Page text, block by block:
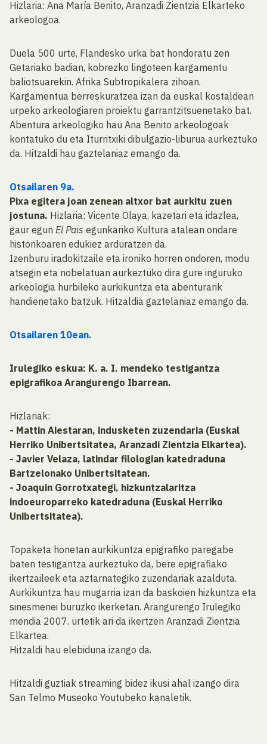
Hizlaria: Ana María Benito, Aranzadi Zientzia Elkarteko
arkeologoa.
Duela 500 urte, Flandesko urka bat hondoratu zen
Getariako badian, kobrezko lingoteen kargamentu
baliotsuarekin. Afrika Subtropikalera zihoan.
Kargamentua berreskuratzea izan da euskal kostaldean
urpeko arkeologiaren proiektu garrantzitsuenetako bat.
Abentura arkeologiko hau Ana Benito arkeologoak
kontatuko du eta Iturritxiki dibulgazio-liburua aurkeztuko
da. Hitzaldi hau gaztelaniaz emango da.
Otsailaren 9a.
Pixa egitera joan zenean altxor bat aurkitu zuen
jostuna. Hizlaria: Vicente Olaya, kazetari eta idazlea,
gaur egun El Pais egunkariko Kultura atalean ondare
historikoaren edukiez arduratzen da.
Izenburu iradokitzaile eta ironiko horren ondoren, modu
atsegin eta nobelatuan aurkeztuko dira gure inguruko
arkeologia hurbileko aurkikuntza eta abenturarik
handienetako batzuk. Hitzaldia gaztelaniaz emango da.
Otsailaren 10ean.
Irulegiko eskua: K. a. I. mendeko testigantza
epigrafikoa Arangurengo Ibarrean.
Hizlariak:
- Mattin Aiestaran, indusketen zuzendaria (Euskal
Herriko Unibertsitatea, Aranzadi Zientzia Elkartea).
- Javier Velaza, latindar filologian katedraduna
Bartzelonako Unibertsitatean.
- Joaquin Gorrotxategi, hizkuntzalaritza
indoeuroparreko katedraduna (Euskal Herriko
Unibertsitatea).
Topaketa honetan aurkikuntza epigrafiko paregabe
baten testigantza aurkeztuko da, bere epigrafiako
ikertzaileek eta aztarnategiko zuzendariak azalduta.
Aurkikuntza hau mugarria izan da baskoien hizkuntza eta
sinesmenei buruzko ikerketan. Arangurengo Irulegiko
mendia 2007. urtetik ari da ikertzen Aranzadi Zientzia
Elkartea.
Hitzaldi hau elebiduna izango da.
Hitzaldi guztiak streaming bidez ikusi ahal izango dira
San Telmo Museoko Youtubeko kanaletik.